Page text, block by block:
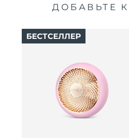
ДОБАВЬТЕ
БЕСТСЕЛЛЕР